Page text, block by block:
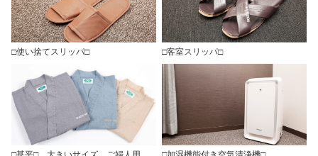
□使い捨てスリッパ□ □客室スリッパ□